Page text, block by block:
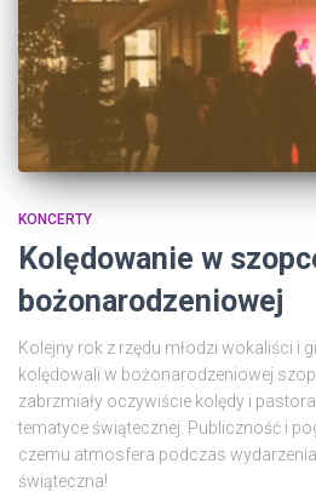
KONCERTY
Kolędowanie w
bożonarodzeniowej
Kolejny rok z rzędu młodzi wokaliści i
kolędowali w bożonarodzeniowej
zabrzmiały oczywiście kolędy i
tematyce świątecznej. Publiczność i
czemu atmosfera podczas
świąteczna!